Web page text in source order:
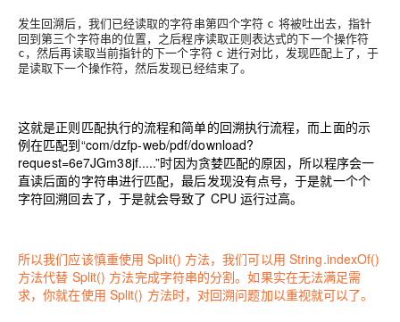
发生回溯后，我们已经读取的字符串第四个字符 c 将被吐出去，指针
回到第三个字符串的位置，之后程序读取正则表达式的下一个操作符
c ，然后再读取当前指针的下一个字符 c 进行对比，发现匹配上了，于
是读取下一个操作符，然后发现已经结束了。
这就是正则匹配执行的流程和简单的回溯执行流程，而上面的示
例在匹配到“com/dzfp-web/pdf/download?
request=6e7JGm38jf.....”时因为贪婪匹配的原因，所以程序会一
直读后面的字符串进行匹配，最后发现没有点号，于是就一个个
字符回溯回去了，于是就会导致了 CPU 运行过高。
所以我们应该慎重使用 Split() 方法，我们可以用 String.indexOf()
方法代替 Split() 方法完成字符串的分割。如果实在无法满足需
求，你就在使用 Split() 方法时，对回溯问题加以重视就可以了。